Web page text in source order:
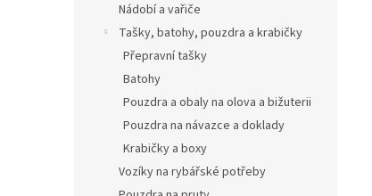
Nádobí a vařiče
Tašky, batohy, pouzdra a krabičky
Přepravní tašky
Batohy
Pouzdra a obaly na olova a bižuterii
Pouzdra na návazce a doklady
Krabičky a boxy
Vozíky na rybářské potřeby